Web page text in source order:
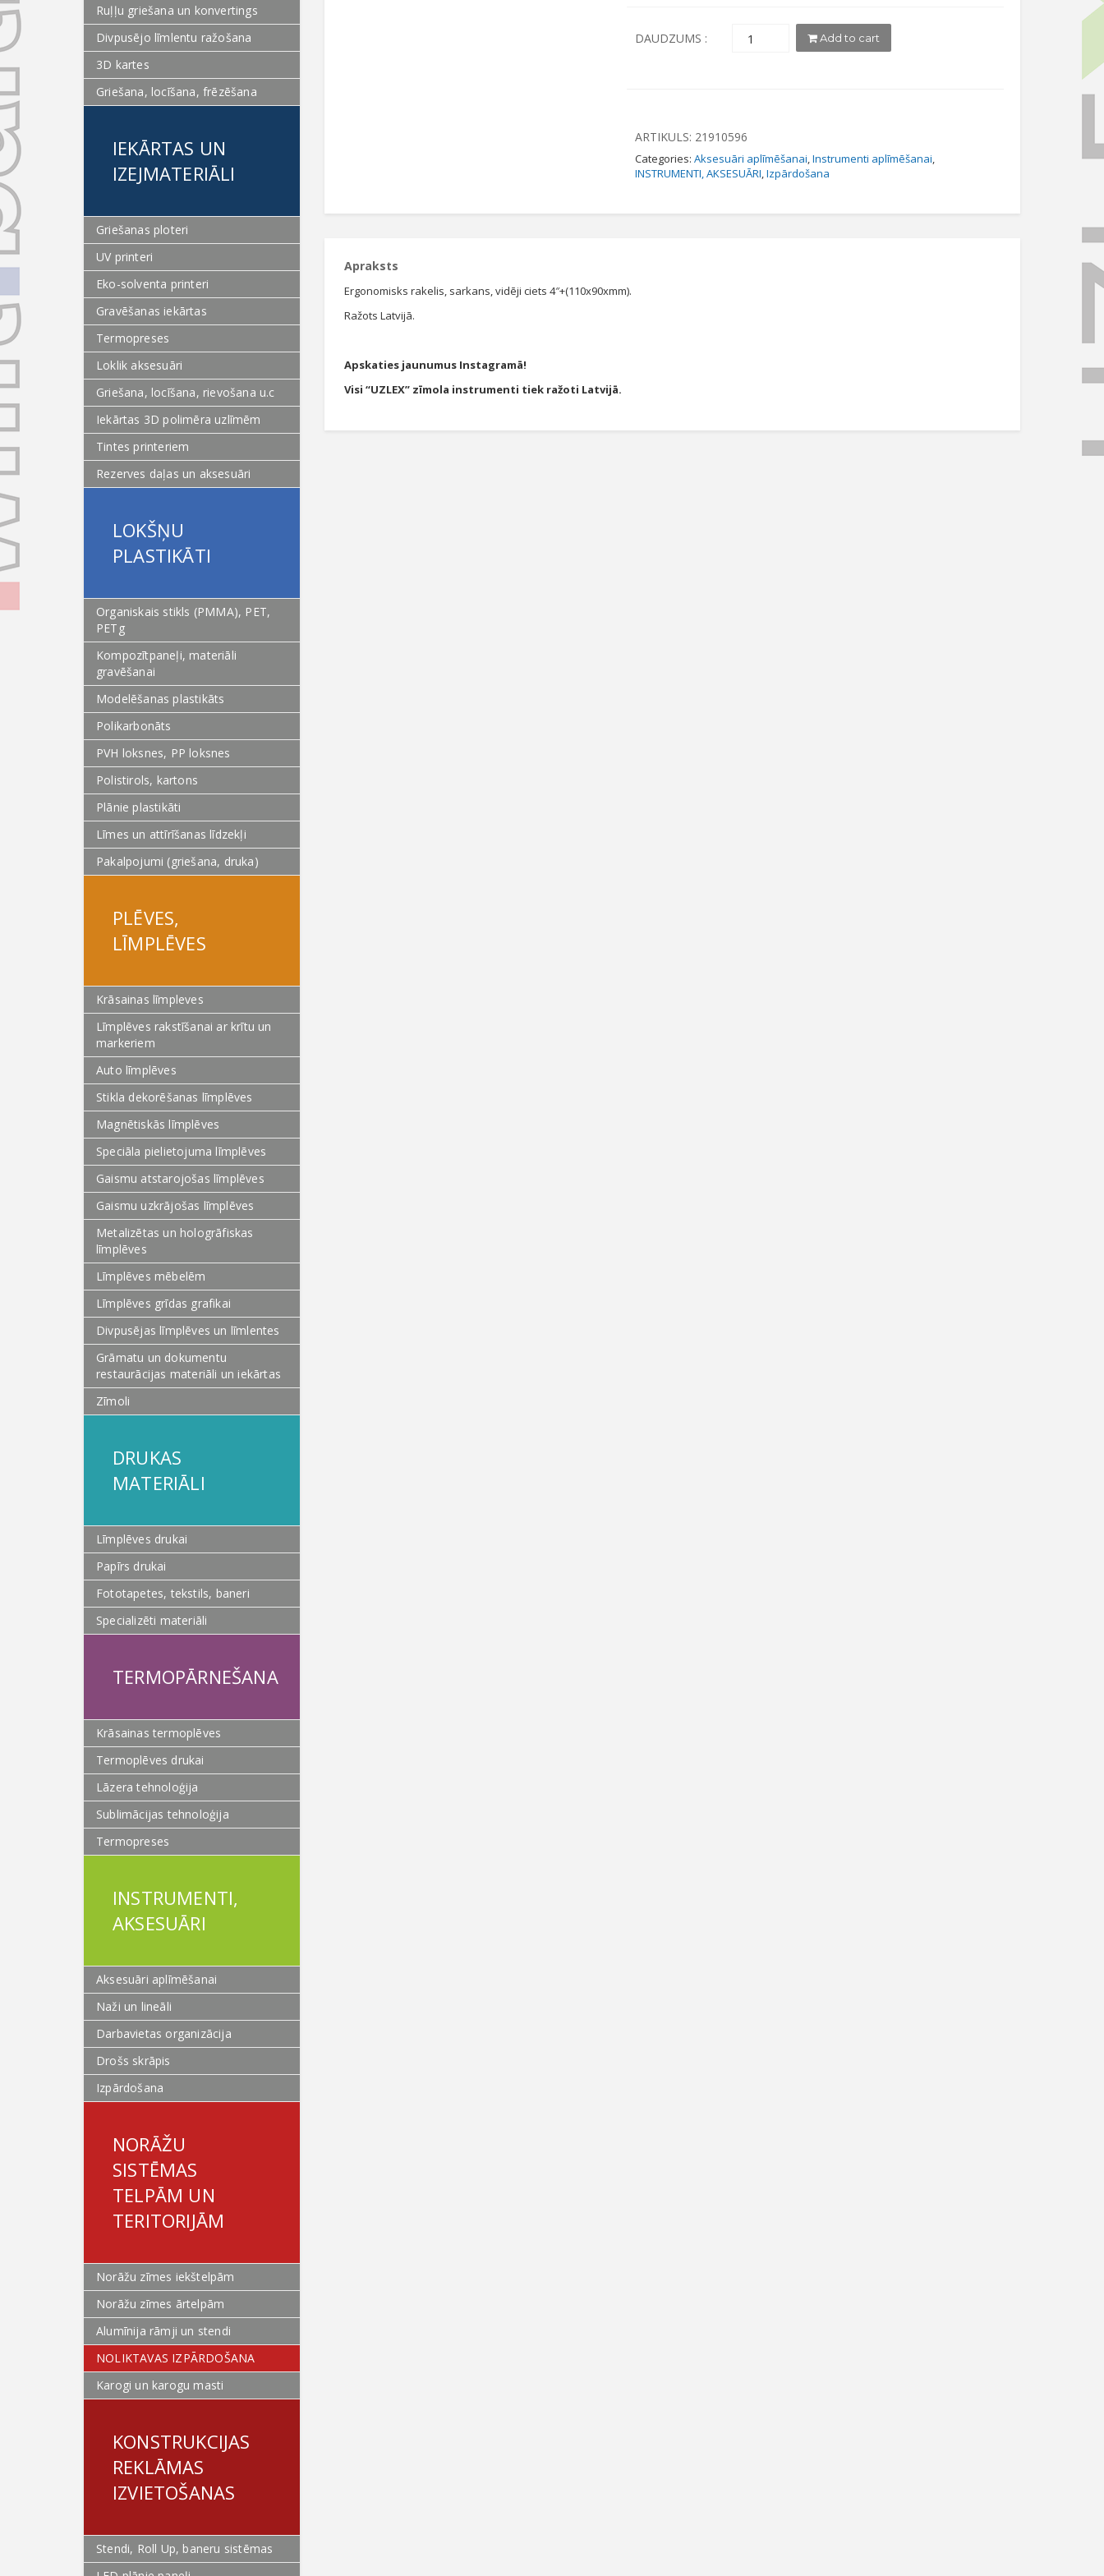
Ruļļu griešana un konvertings
Divpusējo līmlentu ražošana
3D kartes
Griešana, locīšana, frēzēšana
IEKĀRTAS UN
IZEJMATERIĀLI
Griešanas ploteri
UV printeri
Eko-solventa printeri
Gravēšanas iekārtas
Termopreses
Loklik aksesuāri
Griešana, locīšana, rievošana u.c
Iekārtas 3D polimēra uzlīmēm
Tintes printeriem
Rezerves daļas un aksesuāri
LOKŠŅU
PLASTIKĀTI
Organiskais stikls (PMMA), PET,
PETg
Kompozītpaneļi, materiāli
gravēšanai
Modelēšanas plastikāts
Polikarbonāts
PVH loksnes, PP loksnes
Polistirols, kartons
Plānie plastikāti
Līmes un attīrīšanas līdzekļi
Pakalpojumi (griešana, druka)
PLĒVES,
LĪMPLĒVES
Krāsainas līmpleves
Līmplēves rakstīšanai ar krītu un
markeriem
Auto līmplēves
Stikla dekorēšanas līmplēves
Magnētiskās līmplēves
Speciāla pielietojuma līmplēves
Gaismu atstarojošas līmplēves
Gaismu uzkrājošas līmplēves
Metalizētas un hologrāfiskas
līmplēves
Līmplēves mēbelēm
Līmplēves grīdas grafikai
Divpusējas līmplēves un līmlentes
Grāmatu un dokumentu
restaurācijas materiāli un iekārtas
Zīmoli
DRUKAS
MATERIĀLI
Līmplēves drukai
Papīrs drukai
Fototapetes, tekstils, baneri
Specializēti materiāli
TERMOPĀRNEŠANA
Krāsainas termoplēves
Termoplēves drukai
Lāzera tehnoloģija
Sublimācijas tehnoloģija
Termopreses
INSTRUMENTI,
AKSESUĀRI
Aksesuāri aplīmēšanai
Naži un lineāli
Darbavietas organizācija
Drošs skrāpis
Izpārdošana
NORĀŽU
SISTĒMAS
TELPĀM UN
TERITORIJĀM
Norāžu zīmes iekštelpām
Norāžu zīmes ārtelpām
Alumīnija rāmji un stendi
NOLIKTAVAS IZPĀRDOŠANA
Karogi un karogu masti
KONSTRUKCIJAS
REKLĀMAS
IZVIETOŠANAS
Stendi, Roll Up, baneru sistēmas
was:
is:
DAUDZUMS : Add to cart
ARTIKULS: 21910596
Categories:Aksesuāri aplīmēšanai,Instrumenti aplīmēšanai,
INSTRUMENTI, AKSESUĀRI,Izpārdošana
Apraksts
Ergonomisks rakelis, sarkans, vidēji ciets 4″+(110x90xmm).
Ražots Latvijā.
Apskaties jaunumus Instagramā!
Visi “UZLEX” zīmola instrumenti tiek ražoti Latvijā.